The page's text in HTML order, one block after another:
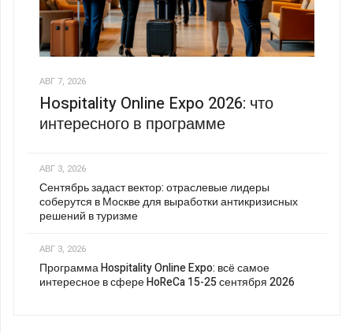
АВГ 7, 2026
Hospitality Online Expo 2026: что
интересного в программе
АВГ 3, 2026
Сентябрь задаст вектор: отраслевые лидеры
соберутся в Москве для выработки антикризисных
решений в туризме
АВГ 3, 2026
Программа Hospitality Online Expo: всё самое
интересное в сфере HoReCa 15-25 сентября 2026